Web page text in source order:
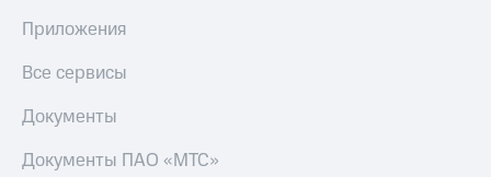
Приложения
Все сервисы
Документы
Документы ПАО «МТС»